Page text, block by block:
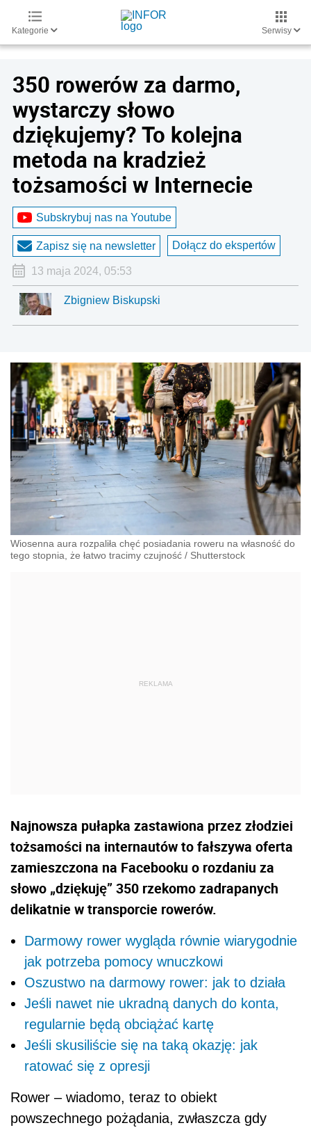
Kategorie Serwisy
350 rowerów za darmo,
wystarczy słowo
dziękujemy? To kolejna
metoda na kradzież
tożsamości w Internecie
Subskrybuj nas na Youtube
Zapisz się na newsletter Dołącz do ekspertów
13 maja 2024, 05:53
Zbigniew Biskupski
Wiosenna aura rozpaliła chęć posiadania roweru na własność do
tego stopnia, że łatwo tracimy czujność / Shutterstock
Najnowsza pułapka zastawiona przez złodziei
tożsamości na internautów to fałszywa oferta
zamieszczona na Facebooku o rozdaniu za
słowo „dziękuję” 350 rzekomo zadrapanych
delikatnie w transporcie rowerów.
Darmowy rower wygląda równie wiarygodnie
jak potrzeba pomocy wnuczkowi
Oszustwo na darmowy rower: jak to działa
Jeśli nawet nie ukradną danych do konta,
regularnie będą obciążać kartę
Jeśli skusiliście się na taką okazję: jak
ratować się z opresji
Rower – wiadomo, teraz to obiekt
powszechnego pożądania, zwłaszcza gdy